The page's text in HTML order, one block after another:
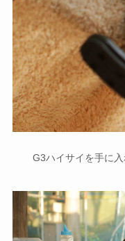
G3ハイサイを手に